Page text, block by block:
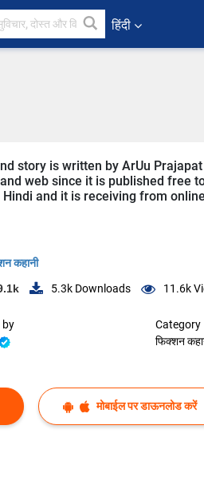
हिंदी
story is written by ArUu
web since it is published free
and it is receiving from
कहानी
5.3k Downloads 11.6k
by
Category
फिक्शन
मोबाईल पर डाऊनलोड करें